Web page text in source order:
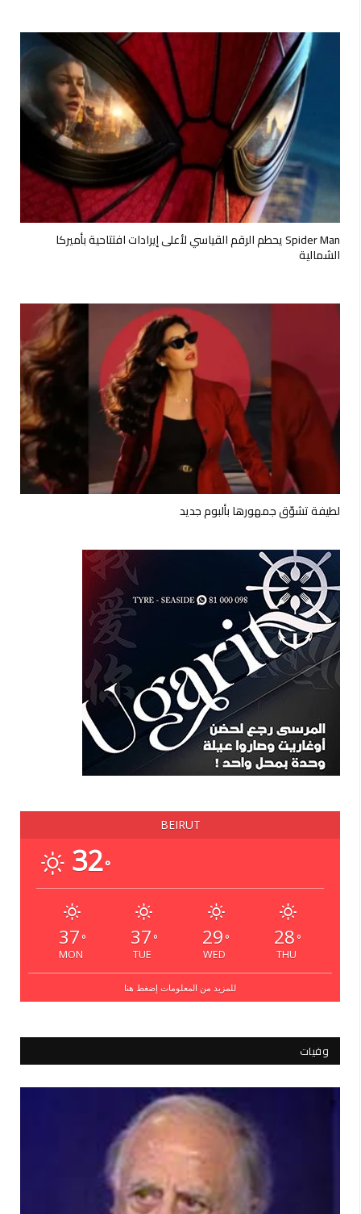
Spider Man يحطم الرقم القياسي لأعلى إيرادات افتتاحية بأميركا
الشمالية
لطيفة تشوّق جمهورها بألبوم جديد
BEIRUT
32°
37 °
MON
37 °
TUE
29 °
WED
28 °
THU
للمزيد من المعلومات إضغط هنا
وفيات